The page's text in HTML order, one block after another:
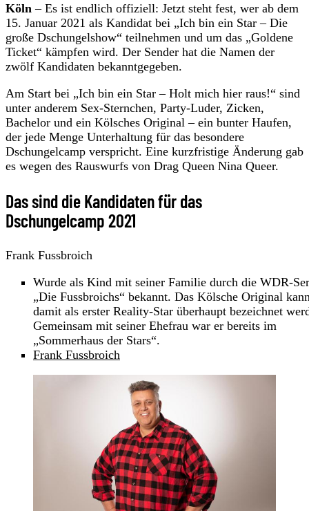
Köln – Es ist endlich offiziell: Jetzt steht fest, wer ab dem
15. Januar 2021 als Kandidat bei „Ich bin ein Star – Die
große Dschungelshow“ teilnehmen und um das „Goldene
Ticket“ kämpfen wird. Der Sender hat die Namen der
zwölf Kandidaten bekanntgegeben.
Am Start bei „Ich bin ein Star – Holt mich hier raus!“ sind
unter anderem Sex-Sternchen, Party-Luder, Zicken,
Bachelor und ein Kölsches Original – ein bunter Haufen,
der jede Menge Unterhaltung für das besondere
Dschungelcamp verspricht. Eine kurzfristige Änderung gab
es wegen des Rauswurfs von Drag Queen Nina Queer.
Das sind die Kandidaten für das
Dschungelcamp 2021
Frank Fussbroich
Wurde als Kind mit seiner Familie durch die WDR-
„Die Fussbroichs“ bekannt. Das Kölsche Original
damit als erster Reality-Star überhaupt bezeichnet
Gemeinsam mit seiner Ehefrau war er bereits im
„Sommerhaus der Stars“.
Frank Fussbroich